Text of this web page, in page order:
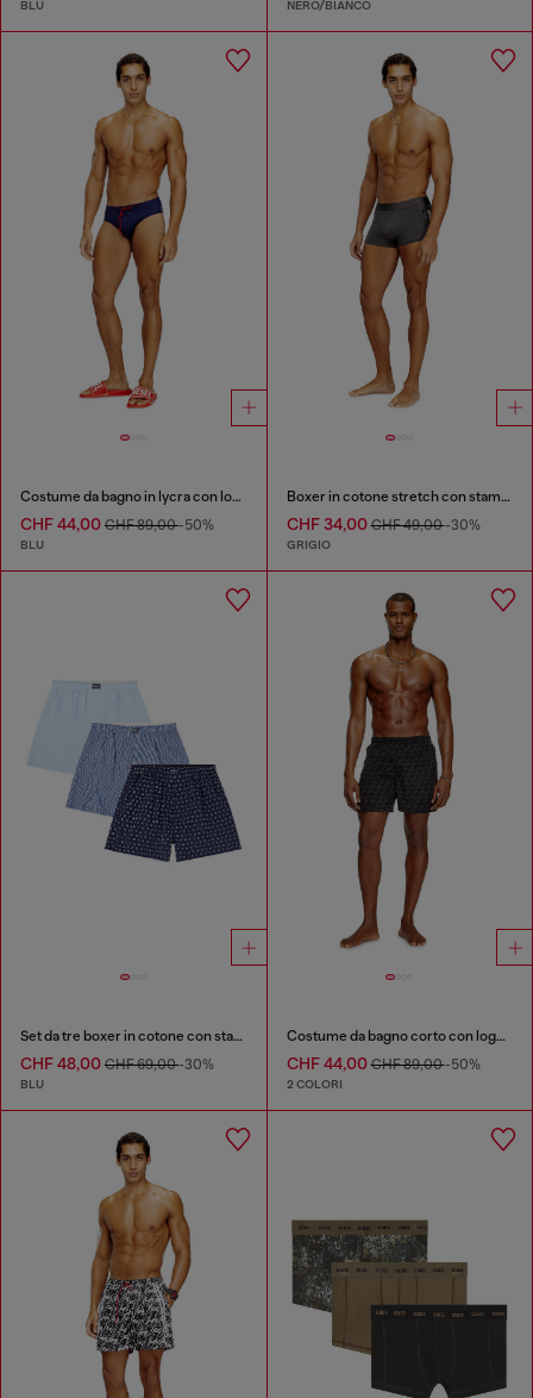
BLU NERO/BIANCO
Costume da bagno in lycra con logo sulla schiena
CHF 44,00 CHF 89,00-50%
BLU
Boxer in cotone stretch con stampa tono su tono
CHF 34,00CHF 49,00-30%
GRIGIO
Set da tre boxer in cotone con stampa integrale
CHF 48,00 CHF 69,00-30%
BLU
Costume da bagno corto con logo all-over
CHF 44,00CHF 89,00-50%
2 COLORI